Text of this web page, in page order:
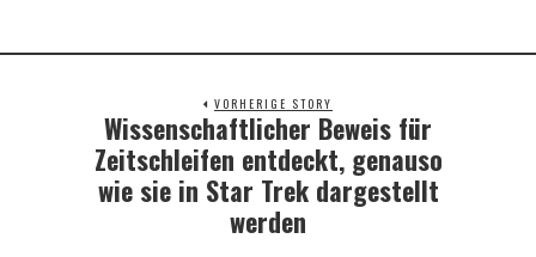
VORHERIGE STORY
Previous
post:
Wissenschaftlicher Beweis für
Zeitschleifen entdeckt, genauso
wie sie in Star Trek dargestellt
werden